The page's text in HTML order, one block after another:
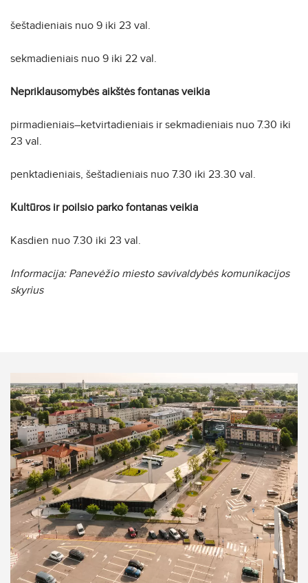
šeštadieniais nuo 9 iki 23 val.
sekmadieniais nuo 9 iki 22 val.
Nepriklausomybės aikštės fontanas veikia
pirmadieniais–ketvirtadieniais ir sekmadieniais nuo 7.30 iki
23 val.
penktadieniais, šeštadieniais nuo 7.30 iki 23.30 val.
Kultūros ir poilsio parko fontanas veikia
Kasdien nuo 7.30 iki 23 val.
Informacija: Panevėžio miesto savivaldybės komunikacijos
skyrius